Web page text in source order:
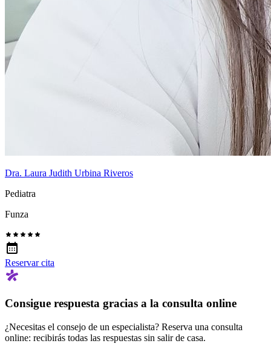
Dra. Laura Judith Urbina Riveros
Pediatra
Funza
Reservar cita
Consigue respuesta gracias a la consulta online
¿Necesitas el consejo de un especialista? Reserva una consulta
online: recibirás todas las respuestas sin salir de casa.